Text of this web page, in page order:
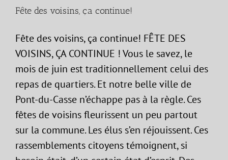
Fête des voisins, ça continue!
Fête des voisins, ça continue! FÊTE DES
VOISINS, ÇA CONTINUE ! Vous le savez, le
mois de juin est traditionnellement celui des
repas de quartiers. Et notre belle ville de
Pont-du-Casse n’échappe pas à la règle. Ces
fêtes de voisins fleurissent un peu partout
sur la commune. Les élus s’en réjouissent. Ces
rassemblements citoyens témoignent, si